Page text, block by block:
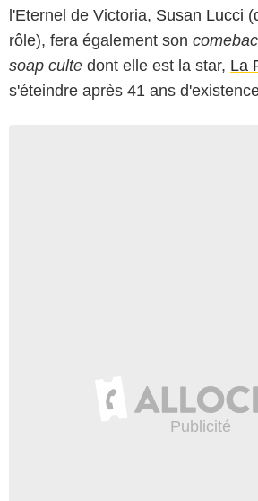
l'Eternel de Victoria, Susan Lucci
rôle), fera également son
soap culte dont elle est la star, La
s'éteindre après 41 ans